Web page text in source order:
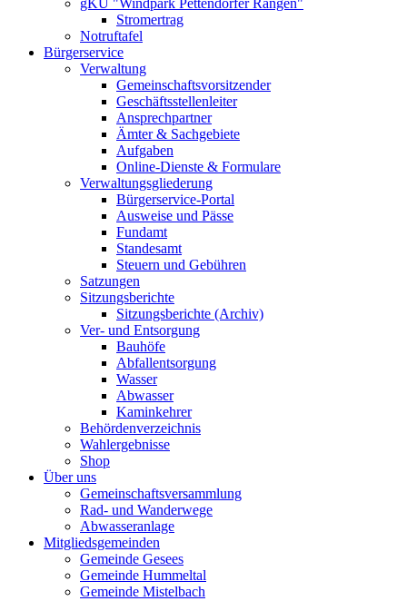
gKU "Windpark Pettendorfer Rangen"
Stromertrag
Notruftafel
Bürgerservice
Verwaltung
Gemeinschaftsvorsitzender
Geschäftsstellenleiter
Ansprechpartner
Ämter & Sachgebiete
Aufgaben
Online-Dienste & Formulare
Verwaltungsgliederung
Bürgerservice-Portal
Ausweise und Pässe
Fundamt
Standesamt
Steuern und Gebühren
Satzungen
Sitzungsberichte
Sitzungsberichte (Archiv)
Ver- und Entsorgung
Bauhöfe
Abfallentsorgung
Wasser
Abwasser
Kaminkehrer
Behördenverzeichnis
Wahlergebnisse
Shop
Über uns
Gemeinschaftsversammlung
Rad- und Wanderwege
Abwasseranlage
Mitgliedsgemeinden
Gemeinde Gesees
Gemeinde Hummeltal
Gemeinde Mistelbach